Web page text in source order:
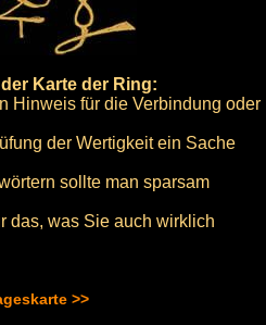
Karte der Ring:
Hinweis für die Verbindung oder
der Wertigkeit ein Sache
sollte man sparsam
das, was Sie auch wirklich
>>